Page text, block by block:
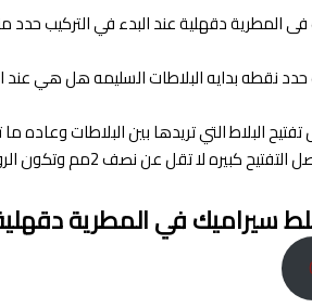
المطرية دقهلية عند البدء في التركيب حدد
حدد نقطه بدايه البلاطات السليمه هل هي عند
بلاستيكية مقاومة لعوامل الجو حسب اللون المفضل والذي يتماشي مع لون البلاطات .
سيراميك في المطرية